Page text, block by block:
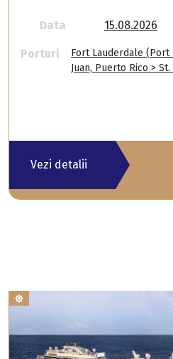
Data 15.08.2026
Porturi
Fort Lauderdale (Port
Juan, Puerto Rico > St.
Vezi detalii